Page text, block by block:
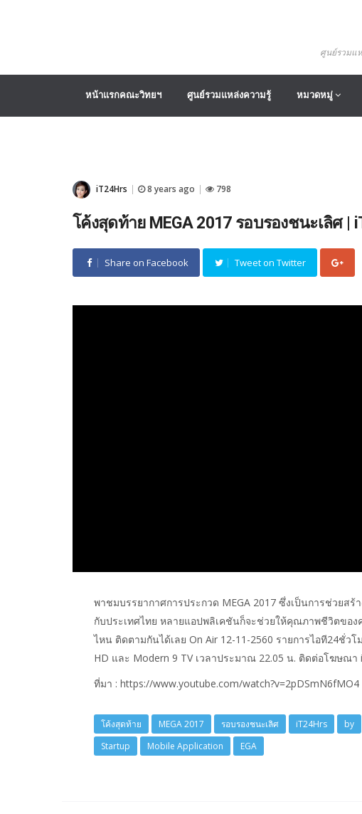
ศูนย์รวมแ
หน้าแรกคณะวิทยฯ ศูนย์รวมแหล่งความรู้ หมวดหมู่
iT24Hrs 8 years ago 798
โค้งสุดท้าย MEGA 2017 รอบรองชนะเลิศ |
Share on Facebook Tweet on Twitter
พาชมบรรยากาศการประกวด MEGA 2017 ซึ่งเป็นการช่วย
กับประเทศไทย หลายแอปพลิเคชันก็จะช่วยให้คุณภาพชีวิตขอ
ไหน ติดตามกันได้เลย On Air 12-11-2560 รายการไอที24ชั่ว
HD และ Modern 9 TV เวลาประมาณ 22.05 น. ติดต่อโฆษณา
ที่มา : https://www.youtube.com/watch?v=2pDSmN6fMO4
โค้งสุดท้าย MEGA 2017 รอบรองชนะเลิศ iT24Hrs by
Startup
Mobile Application EGA